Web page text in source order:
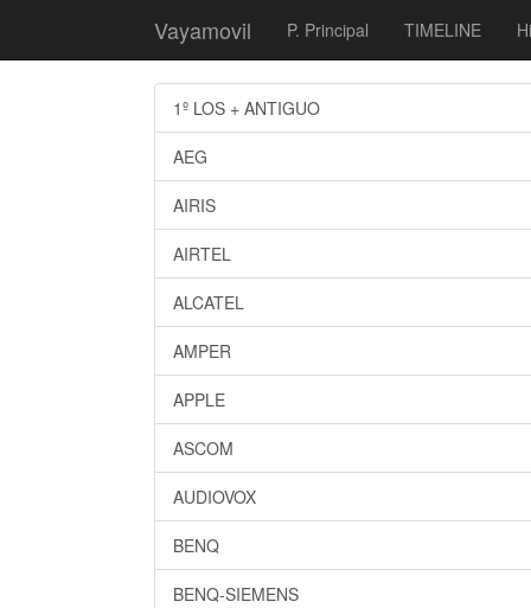
Vayamovil P. Principal TIMELINE
1º LOS + ANTIGUO
AEG
AIRIS
AIRTEL
ALCATEL
AMPER
APPLE
ASCOM
AUDIOVOX
BENQ
BENQ-SIEMENS